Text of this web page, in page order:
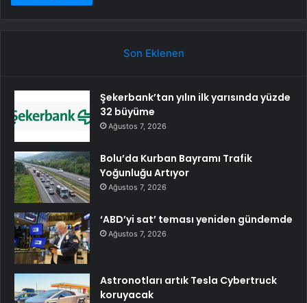
Son Eklenen
Şekerbank’tan yılın ilk yarısında yüzde
32 büyüme
Ağustos 7, 2026
Bolu’da Kurban Bayramı Trafik
Yoğunluğu Artıyor
Ağustos 7, 2026
‘ABD’yi sat’ teması yeniden gündemde
Ağustos 7, 2026
Astronotları artık Tesla Cybertruck
koruyacak